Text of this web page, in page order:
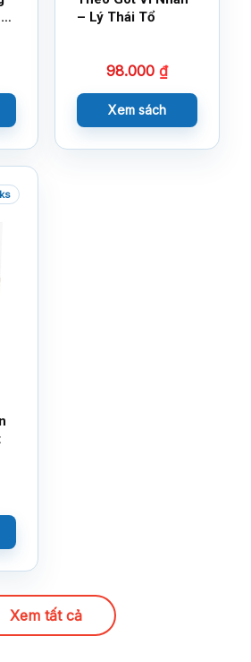
– Lý Thái Tổ
98.000 ₫
Xem sách
Xem tất cả